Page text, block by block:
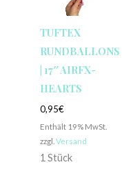
TUFTEX
RUNDBALLONS
| 17″ AIRFX-
HEARTS
0,95€
Enthält 19% MwSt.
zzgl. Versand
1 Stück